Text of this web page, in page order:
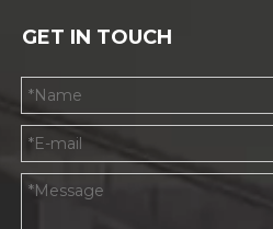
GET IN TOUCH